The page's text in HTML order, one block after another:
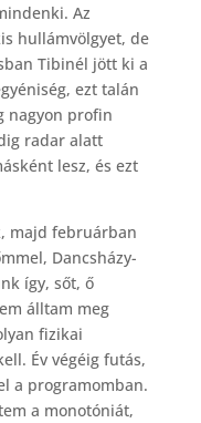
Az
hullámvölgyet, de
Tibinél jött ki a
ezt talán
nagyon profin
radar alatt
lesz, és ezt
majd februárban
Dancsházy-
így, sőt, ő
álltam meg
fizikai
Év végéig futás,
a programomban.
a monotóniát,